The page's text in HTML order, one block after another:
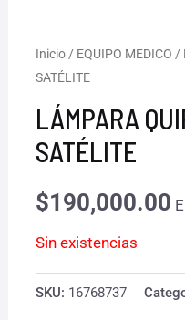
Inicio / EQUIPO MEDICO /
SATÉLITE
LÁMPARA
SATÉLITE
$190,000.00
Sin existencias
SKU: 16768737